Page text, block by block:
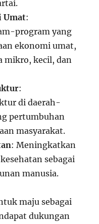
Umat:
program yang
ekonomi umat,
mikro, kecil, dan
:
di daerah-
pertumbuhan
masyarakat.
: Meningkatkan
sebagai
manusia.
maju sebagai
dukungan